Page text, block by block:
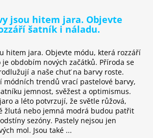
jsou hitem jara. Objevte
šatník i náladu.
hitem jara. Objevte módu, která rozzáří
obdobím nových začátků. Příroda se
a naše chuť na barvy roste.
módních trendů vrací pastelové barvy,
jemnost, svěžest a optimismus.
a léto potvrzují, že světle růžová,
žlutá nebo jemná modrá budou patřit
sezóny. Pastely nejsou jen
mol. Jsou také ...